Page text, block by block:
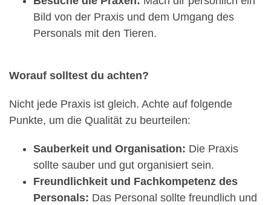
Bild von der Praxis und dem Umgang des
Personals mit den Tieren.
Worauf solltest du achten?
Nicht jede Praxis ist gleich. Achte auf folgende
Punkte, um die Qualität zu beurteilen:
Sauberkeit und Organisation: Die Praxis
sollte sauber und gut organisiert sein.
Freundlichkeit und Fachkompetenz des
Personals: Das Personal sollte freundlich und